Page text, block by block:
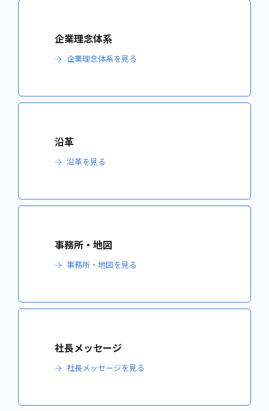
企業理念体系
企業理念体系を見る
沿革
沿革を見る
事務所・地図
事務所・地図を見る
社長メッセージ
社長メッセージを見る